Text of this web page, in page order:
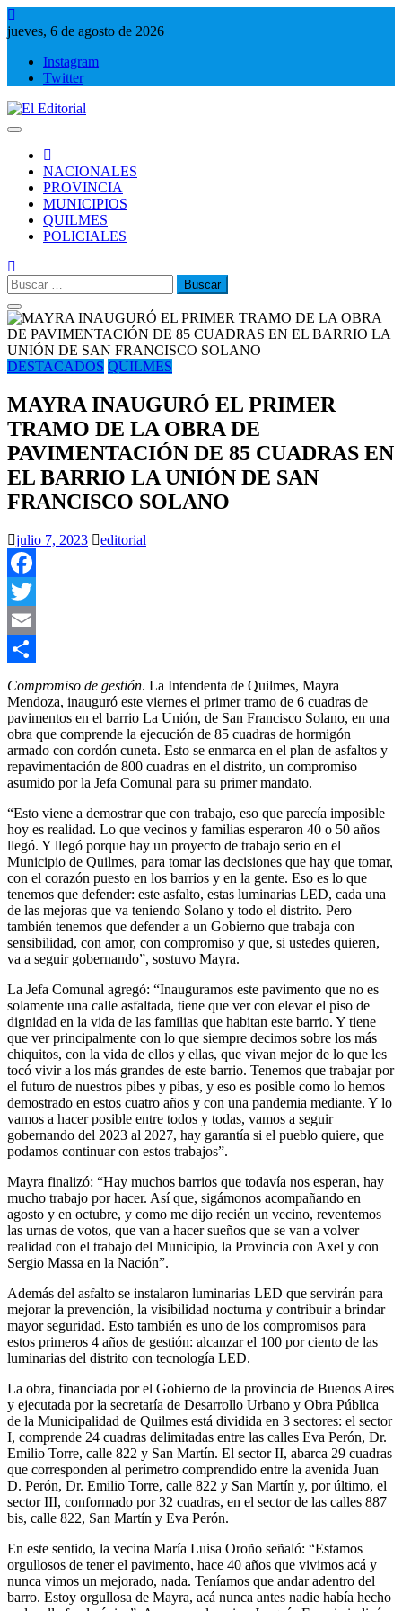
Saltar
al
jueves, 6 de agosto de 2026
Instagram
Twitter
NACIONALES
PROVINCIA
MUNICIPIOS
QUILMES
POLICIALES
Buscar:
DESTACADOS QUILMES
MAYRA INAUGURÓ EL PRIMER
TRAMO DE LA OBRA DE
PAVIMENTACIÓN DE 85 CUADRAS EN
EL BARRIO LA UNIÓN DE SAN
FRANCISCO SOLANO
julio 7, 2023 editorial
Facebook
Twitter
Email
Compartir
Compromiso de gestión. La Intendenta de Quilmes, Mayra
Mendoza, inauguró este viernes el primer tramo de 6 cuadras de
pavimentos en el barrio La Unión, de San Francisco Solano, en una
obra que comprende la ejecución de 85 cuadras de hormigón
armado con cordón cuneta. Esto se enmarca en el plan de asfaltos y
repavimentación de 800 cuadras en el distrito, un compromiso
asumido por la Jefa Comunal para su primer mandato.
“Esto viene a demostrar que con trabajo, eso que parecía imposible
hoy es realidad. Lo que vecinos y familias esperaron 40 o 50 años
llegó. Y llegó porque hay un proyecto de trabajo serio en el
Municipio de Quilmes, para tomar las decisiones que hay que tomar,
con el corazón puesto en los barrios y en la gente. Eso es lo que
tenemos que defender: este asfalto, estas luminarias LED, cada una
de las mejoras que va teniendo Solano y todo el distrito. Pero
también tenemos que defender a un Gobierno que trabaja con
sensibilidad, con amor, con compromiso y que, si ustedes quieren,
va a seguir gobernando”, sostuvo Mayra.
La Jefa Comunal agregó: “Inauguramos este pavimento que no es
solamente una calle asfaltada, tiene que ver con elevar el piso de
dignidad en la vida de las familias que habitan este barrio. Y tiene
que ver principalmente con lo que siempre decimos sobre los más
chiquitos, con la vida de ellos y ellas, que vivan mejor de lo que les
tocó vivir a los más grandes de este barrio. Tenemos que trabajar por
el futuro de nuestros pibes y pibas, y eso es posible como lo hemos
demostrado en estos cuatro años y con una pandemia mediante. Y lo
vamos a hacer posible entre todos y todas, vamos a seguir
gobernando del 2023 al 2027, hay garantía si el pueblo quiere, que
podamos continuar con estos trabajos”.
Mayra finalizó: “Hay muchos barrios que todavía nos esperan, hay
mucho trabajo por hacer. Así que, sigámonos acompañando en
agosto y en octubre, y como me dijo recién un vecino, reventemos
las urnas de votos, que van a hacer sueños que se van a volver
realidad con el trabajo del Municipio, la Provincia con Axel y con
Sergio Massa en la Nación”.
Además del asfalto se instalaron luminarias LED que servirán para
mejorar la prevención, la visibilidad nocturna y contribuir a brindar
mayor seguridad. Esto también es uno de los compromisos para
estos primeros 4 años de gestión: alcanzar el 100 por ciento de las
luminarias del distrito con tecnología LED.
La obra, financiada por el Gobierno de la provincia de Buenos Aires
y ejecutada por la secretaría de Desarrollo Urbano y Obra Pública
de la Municipalidad de Quilmes está dividida en 3 sectores: el sector
I, comprende 24 cuadras delimitadas entre las calles Eva Perón, Dr.
Emilio Torre, calle 822 y San Martín. El sector II, abarca 29 cuadras
que corresponden al perímetro comprendido entre la avenida Juan
D. Perón, Dr. Emilio Torre, calle 822 y San Martín y, por último, el
sector III, conformado por 32 cuadras, en el sector de las calles 887
bis, calle 822, San Martín y Eva Perón.
En este sentido, la vecina María Luisa Oroño señaló: “Estamos
orgullosos de tener el pavimento, hace 40 años que vivimos acá y
nunca vimos un mejorado, nada. Teníamos que andar adentro del
barro. Estoy orgullosa de Mayra, acá nunca antes nadie había hecho